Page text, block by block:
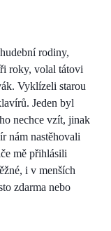
rodiny,
roky, volal tátovi
Vyklízeli starou
Jeden byl
nechce vzít, jinak
nám nastěhovali
mě přihlásili
i v menších
zdarma nebo